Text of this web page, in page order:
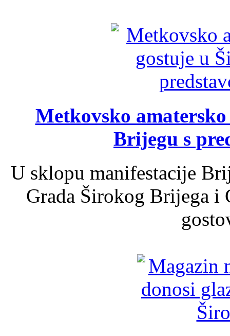
Metkovsko
Brijegu s
U sklopu manifestacije
Grada Širokog Brijega